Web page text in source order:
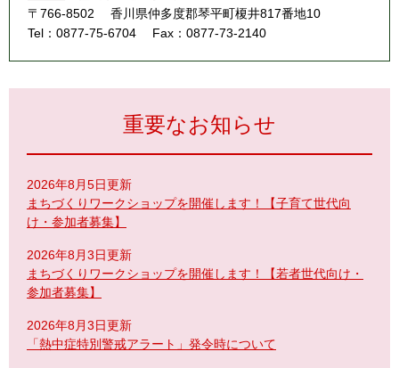
〒766-8502
香川県仲多度郡琴平町榎井817番地10
Tel：0877-75-6704
Fax：0877-73-2140
重要なお知らせ
2026年8月5日更新
まちづくりワークショップを開催します！【子育て世代向
け・参加者募集】
2026年8月3日更新
まちづくりワークショップを開催します！【若者世代向け・
参加者募集】
2026年8月3日更新
「熱中症特別警戒アラート」発令時について